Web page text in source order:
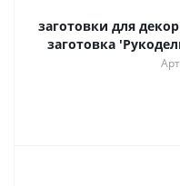
заготовки для
заготовка